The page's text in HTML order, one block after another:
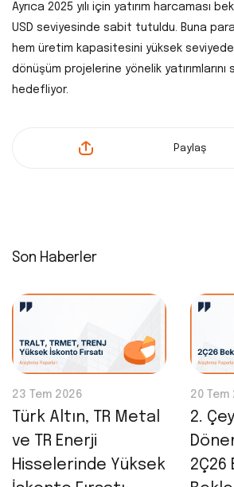
Ayrıca 2025 yılı için yatırım harcaması
USD seviyesinde sabit tutuldu. Buna
hem üretim kapasitesini yüksek seviyede
dönüşüm projelerine yönelik yatırımlarını
hedefliyor.
Paylaş
Son Haberler
23 Tem 2026
Türk Altın, TR Metal
ve TR Enerji
Hisselerinde Yüksek
20 Tem
2.
2Ç26